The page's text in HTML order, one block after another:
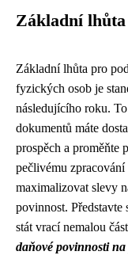
Základní lhůta
Základní lhůta pro
fyzických osob je
následujícího roku.
dokumentů máte
prospěch a proměňte
pečlivému
maximalizovat slevy
povinnost.
stát vrací nemalou
daňové povinnosti